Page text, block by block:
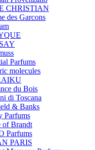
CHRISTIAN
des Garcons
Parfums
molecules
du Bois
di Toscana
& Banks
Parfums
of Brandt
Parfums
PARIS